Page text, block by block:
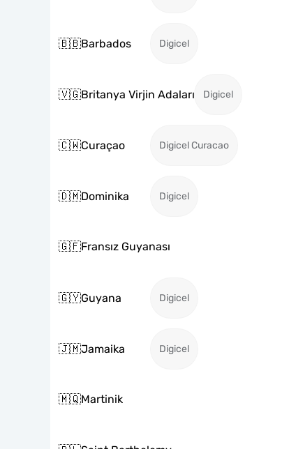
🇧🇧Barbados Digicel
🇻🇬Britanya Virjin Adaları Digicel
🇨🇼Curaçao Digicel Curacao
🇩🇲Dominika Digicel
🇬🇫Fransız Guyanası
🇬🇾Guyana Digicel
🇯🇲Jamaika Digicel
🇲🇶Martinik